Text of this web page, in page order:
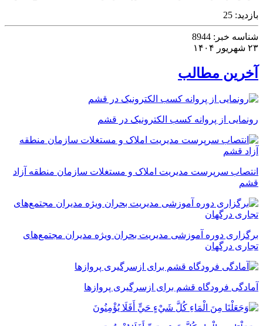
بازدید: 25
شناسه خبر:
۲۳ شهریور ۱۴۰۴
آخرین مطالب
رونمایی از پروانه کسب الکترونیک در قشم
انتصاب سرپرست مدیریت املاک و مستغلات سازمان منطقه آزاد
قشم
برگزاری دوره آموزشی مدیریت بحران ویژه مدیران مجتمع‌های
تجاری درگهان
آمادگی فرودگاه قشم برای ازسرگیری پروازها